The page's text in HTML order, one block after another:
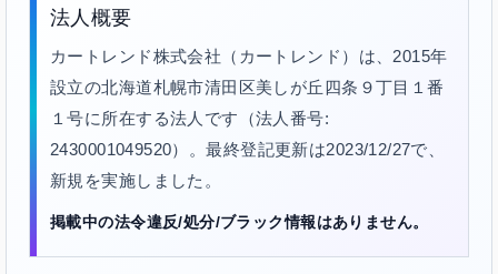
法人概要
カートレンド株式会社（カートレンド）は、2015年
設立の北海道札幌市清田区美しが丘四条９丁目１番
１号に所在する法人です（法人番号:
2430001049520）。最終登記更新は2023/12/27で、
新規を実施しました。
掲載中の法令違反/処分/ブラック情報はありません。